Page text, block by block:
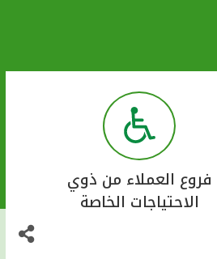
فروع العملاء من ذوي
الاحتياجات الخاصة